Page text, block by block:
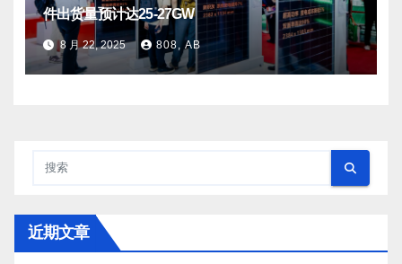
件出货量预计达25-27GW
8 月 22, 2025 808, AB
近期文章